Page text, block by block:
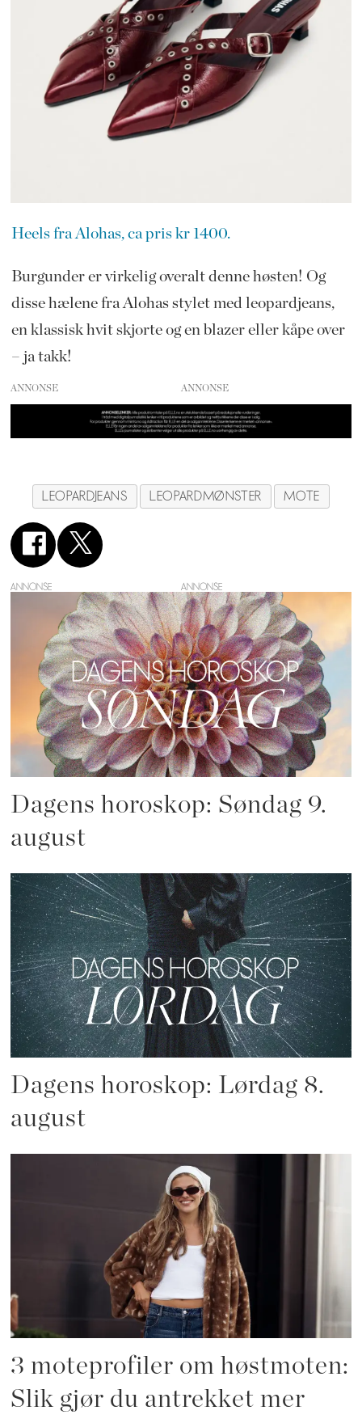
Heels fra Alohas, ca pris kr 1400.
Burgunder er virkelig overalt denne høsten! Og
disse hælene fra Alohas stylet med leopardjeans,
en klassisk hvit skjorte og en blazer eller kåpe over
– ja takk!
ANNONSE
LEOPARDJEANS LEOPARDMØNSTER MOTE
ANNONSE
Dagens horoskop: Søndag 9.
august
Dagens horoskop: Lørdag 8.
august
3 moteprofiler om høstmoten:
Slik gjør du antrekket mer